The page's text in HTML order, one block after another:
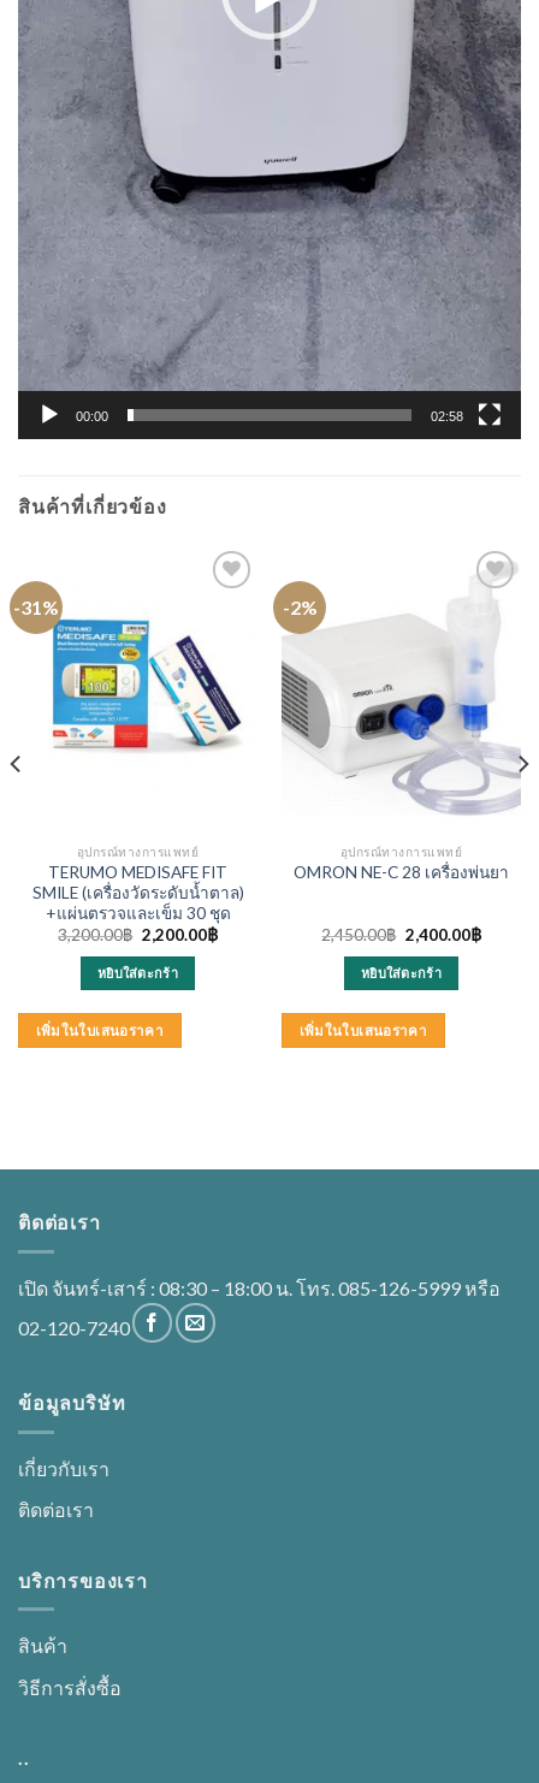
00:00 02:58
สินค้าที่เกี่ยวข้อง
-31%
อุปกรณ์ทางการแพทย์
TERUMO MEDISAFE FIT
SMILE (เครื่องวัดระดับน้ำตาล)
+แผ่นตรวจและเข็ม 30 ชุด
3,200.00฿ Original
price
was:
3,200.00฿.
2,200.00฿Current
หยิบใส่ตะกร้า
เพิ่มในใบเสนอราคา
-2%
อุปกรณ์ทางการแพทย์
OMRON NE-C 28 เครื่องพ่นยา
2,450.00฿ Original
price
was:
2,450.00฿.
2,400.00฿Current
หยิบใส่ตะกร้า
เพิ่มในใบเสนอราคา
ติดต่อเรา
เปิด จันทร์-เสาร์ : 08:30 – 18:00 น. โทร. 085-126-5999 หรือ
02-120-7240
ข้อมูลบริษัท
เกี่ยวกับเรา
ติดต่อเรา
บริการของเรา
สินค้า
วิธีการสั่งซื้อ
..